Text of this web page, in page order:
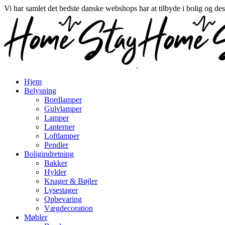
Vi har samlet det bedste danske webshops har at tilbyde i bolig og
Hjem
Belysning
Bordlamper
Gulvlamper
Lamper
Lanterner
Loftlamper
Pendler
Boligindretning
Bakker
Hylder
Knager & Bøjler
Lysestager
Opbevaring
Vægdecoration
Møbler